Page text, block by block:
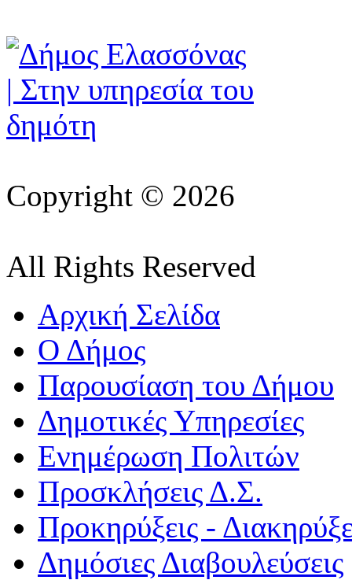
Copyright © 2026
All Rights Reserved
Αρχική Σελίδα
Ο Δήμος
Παρουσίαση του Δήμου
Δημοτικές Υπηρεσίες
Ενημέρωση Πολιτών
Προσκλήσεις Δ.Σ.
Προκηρύξεις -
Δημόσιες Διαβουλεύσεις